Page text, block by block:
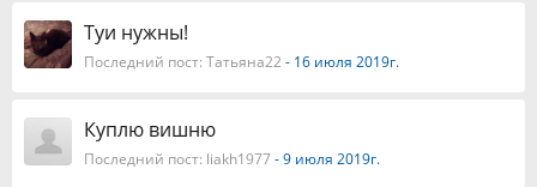
Туи нужны!
Последний пост: Татьяна22 - 16 июля 2019г.
Куплю вишню
Последний пост: liakh1977- 9 июля 2019г.